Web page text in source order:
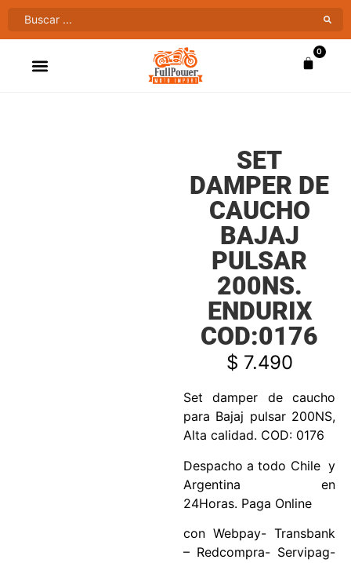
0
SET
DAMPER DE
CAUCHO
BAJAJ
PULSAR
200NS.
ENDURIX
COD:0176
$ 7.490
Set damper de caucho
para Bajaj pulsar 200NS,
Alta calidad. COD: 0176
Despacho a todo Chile y
Argentina en
24Horas. Paga Online
con Webpay- Transbank
– Redcompra- Servipag-